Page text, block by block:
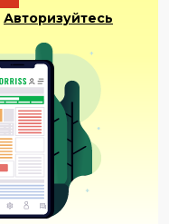
Авторизуйтесь